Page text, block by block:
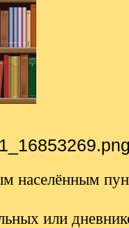
населённым
или